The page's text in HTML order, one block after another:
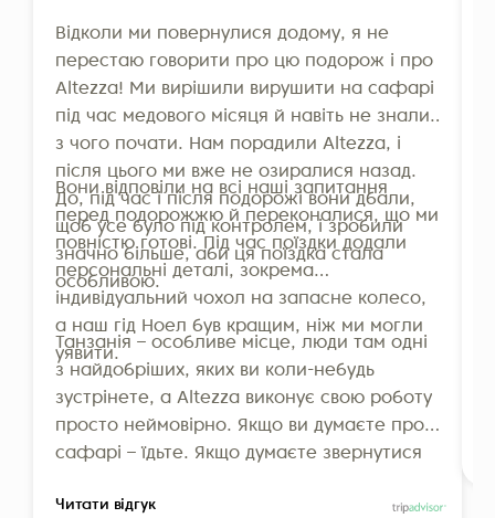
Відколи ми повернулися додому, я не
перестаю говорити про цю подорож і про
Altezza! Ми вирішили вирушити на сафарі
під час медового місяця й навіть не знали,
з чого почати. Нам порадили Altezza, і
після цього ми вже не озиралися назад.
До, під час і після подорожі вони дбали,
щоб усе було під контролем, і зробили
значно більше, аби ця поїздка стала
особливою.
Вони відповіли на всі наші запитання
перед подорожжю й переконалися, що ми
повністю готові. Під час поїздки додали
персональні деталі, зокрема
індивідуальний чохол на запасне колесо,
а наш гід Ноел був кращим, ніж ми могли
уявити.
Танзанія – особливе місце, люди там одні
з найдобріших, яких ви коли-небудь
зустрінете, а Altezza виконує свою роботу
просто неймовірно. Якщо ви думаєте про
сафарі – їдьте. Якщо думаєте звернутися
можемо дочекатися повернення!
Читати відгук